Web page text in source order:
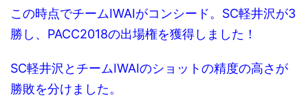
この時点でチームIWAIがコンシード。SC軽井沢が3
勝し、PACC2018の出場権を獲得しました！
SC軽井沢とチームIWAIのショットの精度の高さが
勝敗を分けました。